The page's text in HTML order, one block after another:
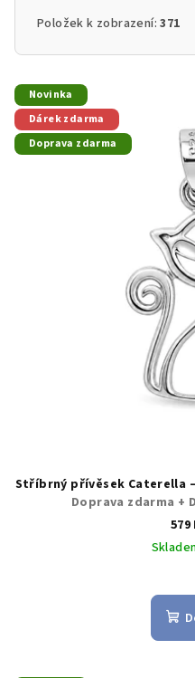
Položek k zobrazení:371
V
ý
p
Novinka
Dárek zdarma
Doprava zdarma
Stříbrný přívěsek Caterella
Doprava zdarma +
579